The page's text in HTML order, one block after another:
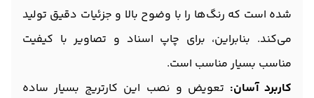
شده است که رنگ‌ها را با وضوح بالا و جزئیات دقیق تولید
می‌کند. بنابراین، برای چاپ اسناد و تصاویر با کیفیت
مناسب بسیار مناسب است.
کاربرد آسان: تعویض و نصب این کارتریج بسیار ساده